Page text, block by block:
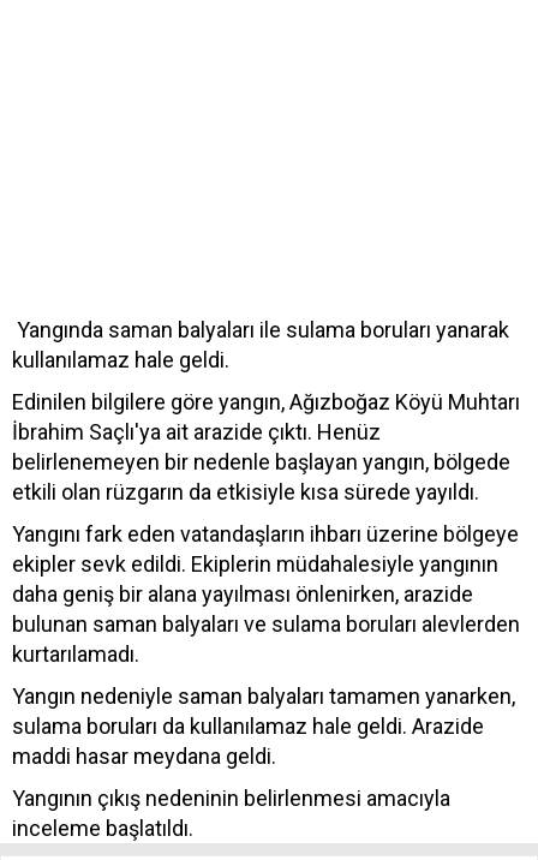
Yangında saman balyaları ile sulama boruları yanarak
kullanılamaz hale geldi.
Edinilen bilgilere göre yangın, Ağızboğaz Köyü Muhtarı
İbrahim Saçlı'ya ait arazide çıktı. Henüz
belirlenemeyen bir nedenle başlayan yangın, bölgede
etkili olan rüzgarın da etkisiyle kısa sürede yayıldı.
Yangını fark eden vatandaşların ihbarı üzerine bölgeye
ekipler sevk edildi. Ekiplerin müdahalesiyle yangının
daha geniş bir alana yayılması önlenirken, arazide
bulunan saman balyaları ve sulama boruları alevlerden
kurtarılamadı.
Yangın nedeniyle saman balyaları tamamen yanarken,
sulama boruları da kullanılamaz hale geldi. Arazide
maddi hasar meydana geldi.
Yangının çıkış nedeninin belirlenmesi amacıyla
inceleme başlatıldı.